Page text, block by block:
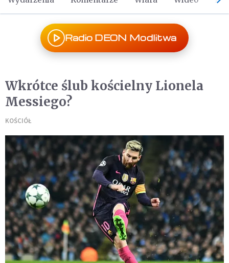
Radio DEON Modlitwa
Wkrótce ślub kościelny Lionela
Messiego?
KOŚCIÓŁ